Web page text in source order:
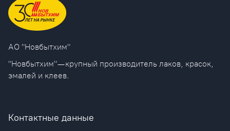
AO "Новбытхим"
"Новбытхим" — крупный производитель лаков, красок,
эмалей и клеев.
Контактные данные